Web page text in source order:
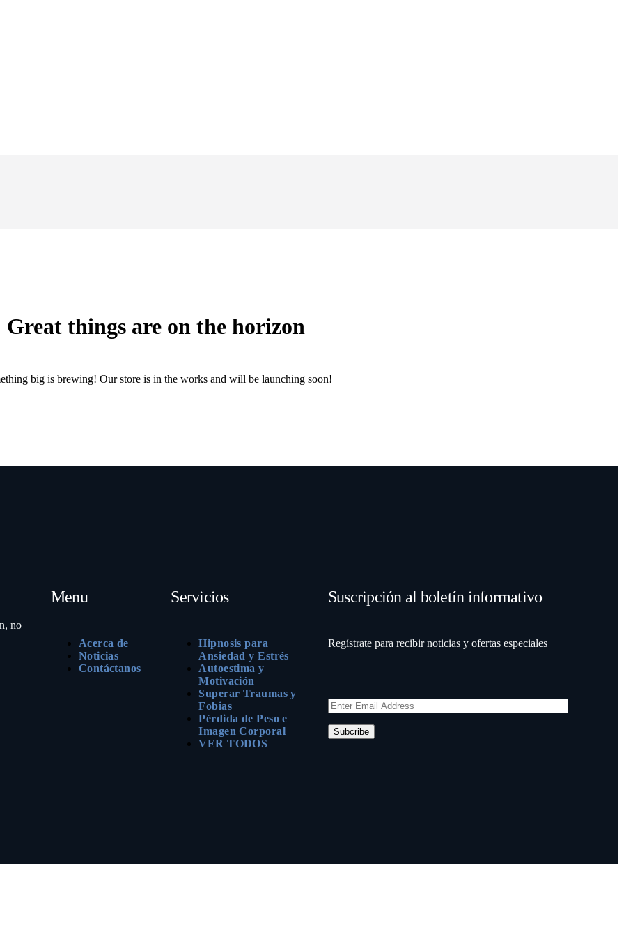
Great things are on the horizon
big is brewing! Our store is in the works and will be launching soon!
no
Menu
Acerca de
Noticias
Contáctanos
Servicios
Hipnosis para
Ansiedad y Estrés
Autoestima y
Motivación
Superar Traumas y
Fobias
Pérdida de Peso e
Imagen Corporal
VER TODOS
Suscripción al boletín informativo
Regístrate para recibir noticias y ofertas especiales
Subcribe